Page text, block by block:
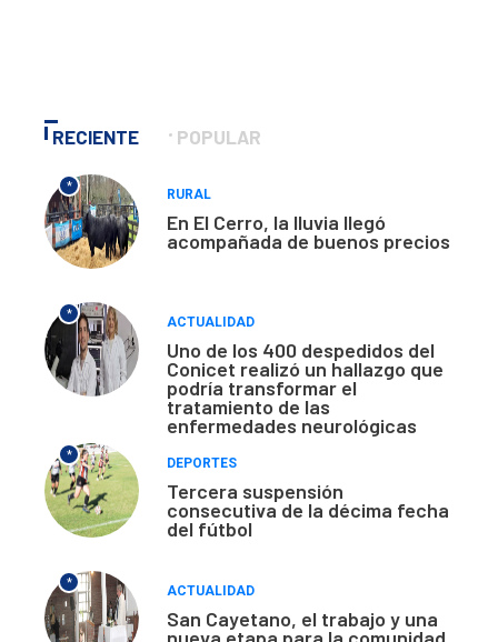
RECIENTE POPULAR
*
RURAL
En El Cerro, la lluvia llegó
acompañada de buenos precios
*
ACTUALIDAD
Uno de los 400 despedidos del
Conicet realizó un hallazgo que
podría transformar el
tratamiento de las
enfermedades neurológicas
*
DEPORTES
Tercera suspensión
consecutiva de la décima fecha
del fútbol
*
ACTUALIDAD
San Cayetano, el trabajo y una